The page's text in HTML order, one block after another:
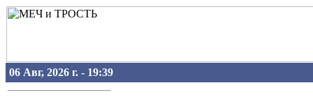
06 Авг, 2026 г. - 19:39